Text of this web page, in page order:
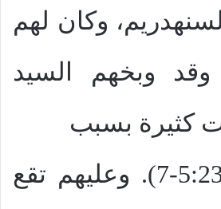
وكان لهم
وبخهم السيد
كثيرة بسبب
ريائهم (مت5:23-7). وعليهم تقع